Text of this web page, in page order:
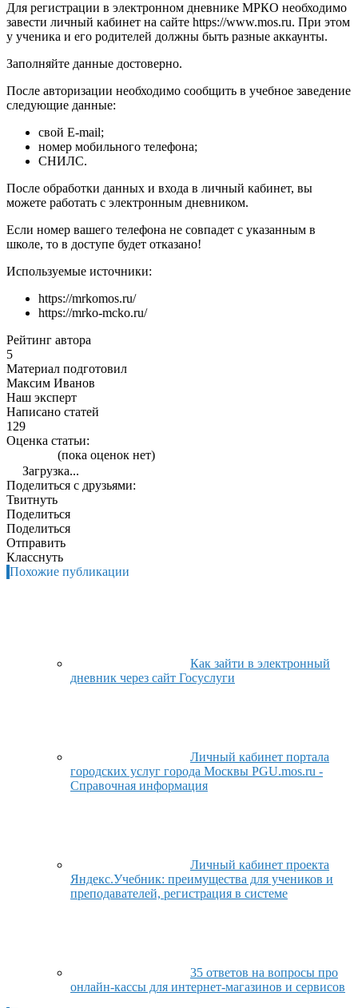
Для регистрации в электронном дневнике МРКО необходимо
завести личный кабинет на сайте https://www.mos.ru. При этом
у ученика и его родителей должны быть разные аккаунты.
Заполняйте данные достоверно.
После авторизации необходимо сообщить в учебное заведение
следующие данные:
свой E-mail;
номер мобильного телефона;
СНИЛС.
После обработки данных и входа в личный кабинет, вы
можете работать с электронным дневником.
Если номер вашего телефона не совпадет с указанным в
школе, то в доступе будет отказано!
Используемые источники:
https://mrkomos.ru/
https://mrko-mcko.ru/
Рейтинг автора
5
Материал подготовил
Максим Иванов
Наш эксперт
Написано статей
129
Оценка статьи:
(пока оценок нет)
Загрузка...
Поделиться с друзьями:
Твитнуть
Поделиться
Поделиться
Отправить
Класснуть
Похожие публикации
Как зайти в электронный
дневник через сайт Госуслуги
Личный кабинет портала
городских услуг города Москвы PGU.mos.ru -
Справочная информация
Личный кабинет проекта
Яндекс.Учебник: преимущества для учеников и
преподавателей, регистрация в системе
35 ответов на вопросы про
онлайн-кассы для интернет-магазинов и сервисов